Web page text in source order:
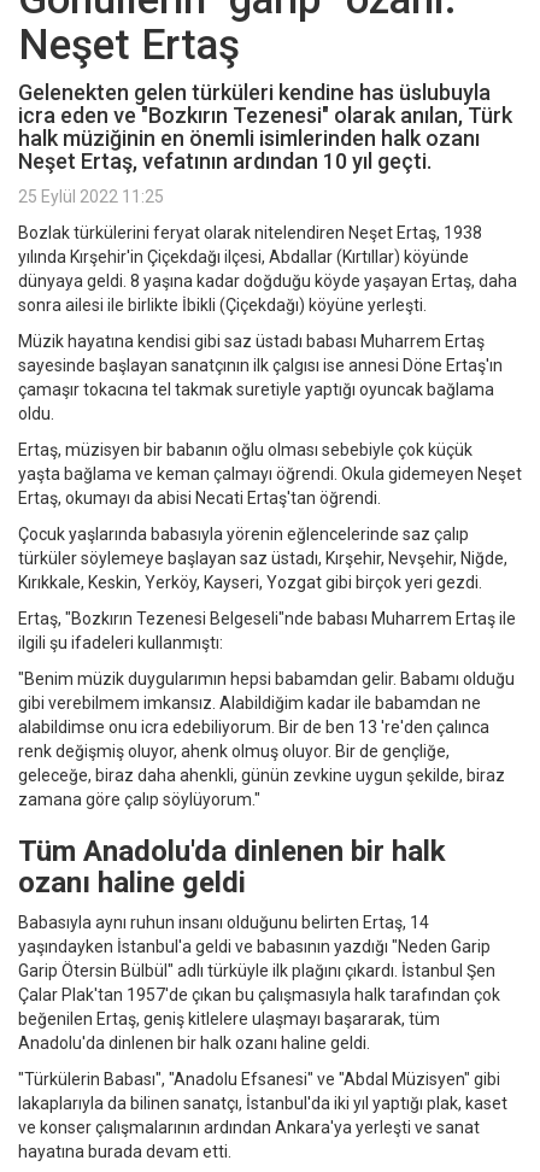
Neşet Ertaş
Gelenekten gelen türküleri kendine has üslubuyla
icra eden ve "Bozkırın Tezenesi" olarak anılan, Türk
halk müziğinin en önemli isimlerinden halk ozanı
Neşet Ertaş, vefatının ardından 10 yıl geçti.
25 Eylül 2022 11:25
Bozlak türkülerini feryat olarak nitelendiren Neşet Ertaş, 1938
yılında Kırşehir'in Çiçekdağı ilçesi, Abdallar (Kırtıllar) köyünde
dünyaya geldi. 8 yaşına kadar doğduğu köyde yaşayan Ertaş, daha
sonra ailesi ile birlikte İbikli (Çiçekdağı) köyüne yerleşti.
Müzik hayatına kendisi gibi saz üstadı babası Muharrem Ertaş
sayesinde başlayan sanatçının ilk çalgısı ise annesi Döne Ertaş'ın
çamaşır tokacına tel takmak suretiyle yaptığı oyuncak bağlama
oldu.
Ertaş, müzisyen bir babanın oğlu olması sebebiyle çok küçük
yaşta bağlama ve keman çalmayı öğrendi. Okula gidemeyen Neşet
Ertaş, okumayı da abisi Necati Ertaş'tan öğrendi.
Çocuk yaşlarında babasıyla yörenin eğlencelerinde saz çalıp
türküler söylemeye başlayan saz üstadı, Kırşehir, Nevşehir, Niğde,
Kırıkkale, Keskin, Yerköy, Kayseri, Yozgat gibi birçok yeri gezdi.
Ertaş, "Bozkırın Tezenesi Belgeseli"nde babası Muharrem Ertaş ile
ilgili şu ifadeleri kullanmıştı:
"Benim müzik duygularımın hepsi babamdan gelir. Babamı olduğu
gibi verebilmem imkansız. Alabildiğim kadar ile babamdan ne
alabildimse onu icra edebiliyorum. Bir de ben 13 're'den çalınca
renk değişmiş oluyor, ahenk olmuş oluyor. Bir de gençliğe,
geleceğe, biraz daha ahenkli, günün zevkine uygun şekilde, biraz
zamana göre çalıp söylüyorum."
Tüm Anadolu'da dinlenen bir halk
ozanı haline geldi
Babasıyla aynı ruhun insanı olduğunu belirten Ertaş, 14
yaşındayken İstanbul'a geldi ve babasının yazdığı "Neden Garip
Garip Ötersin Bülbül" adlı türküyle ilk plağını çıkardı. İstanbul Şen
Çalar Plak'tan 1957'de çıkan bu çalışmasıyla halk tarafından çok
beğenilen Ertaş, geniş kitlelere ulaşmayı başararak, tüm
Anadolu'da dinlenen bir halk ozanı haline geldi.
"Türkülerin Babası", "Anadolu Efsanesi" ve "Abdal Müzisyen" gibi
lakaplarıyla da bilinen sanatçı, İstanbul'da iki yıl yaptığı plak, kaset
ve konser çalışmalarının ardından Ankara'ya yerleşti ve sanat
hayatına burada devam etti.